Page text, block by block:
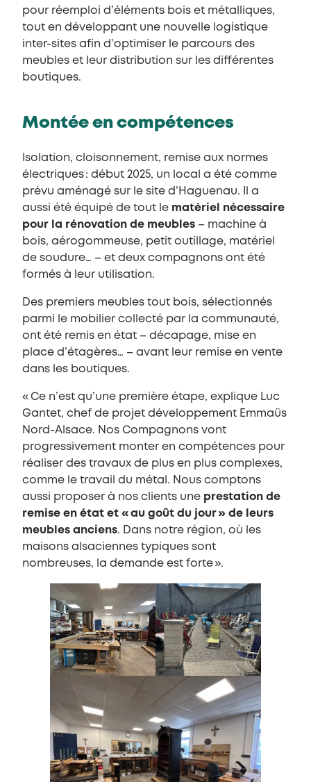
pour réemploi d’éléments bois et métalliques,
tout en développant une nouvelle logistique
inter-sites afin d’optimiser le parcours des
meubles et leur distribution sur les différentes
boutiques.
Montée en compétences
Isolation, cloisonnement, remise aux normes
électriques : début 2025, un local a été comme
prévu aménagé sur le site d’Haguenau. Il a
aussi été équipé de tout le matériel nécessaire
pour la rénovation de meubles – machine à
bois, aérogommeuse, petit outillage, matériel
de soudure… – et deux compagnons ont été
formés à leur utilisation.
Des premiers meubles tout bois, sélectionnés
parmi le mobilier collecté par la communauté,
ont été remis en état – décapage, mise en
place d’étagères… – avant leur remise en vente
dans les boutiques.
« Ce n’est qu’une première étape, explique Luc
Gantet, chef de projet développement Emmaüs
Nord-Alsace. Nos Compagnons vont
progressivement monter en compétences pour
réaliser des travaux de plus en plus complexes,
comme le travail du métal. Nous comptons
aussi proposer à nos clients une prestation de
remise en état et « au goût du jour » de leurs
meubles anciens. Dans notre région, où les
maisons alsaciennes typiques sont
nombreuses, la demande est forte ».